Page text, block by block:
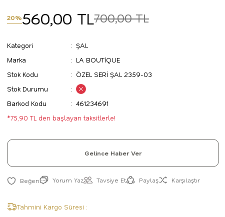
20%560,00 TL700,00 TL
Kategori
ŞAL
Marka
LA BOUTİQUE
Stok Kodu
ÖZEL SERİ ŞAL 2359-03
Stok Durumu
Barkod Kodu
461234691
*75,90 TL den başlayan taksitlerle!
Gelince Haber Ver
Yorum Yaz Tavsiye Et Paylaş Karşılaştır
Tahmini Kargo Süresi :